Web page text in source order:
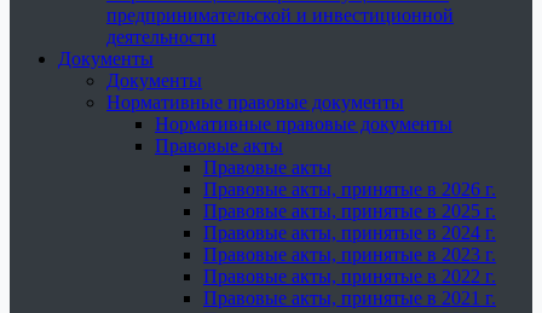
предпринимательской и инвестиционной
деятельности
Документы
Документы
Нормативные правовые документы
Нормативные правовые документы
Правовые акты
Правовые акты
Правовые акты, принятые в 2026 г.
Правовые акты, принятые в 2025 г.
Правовые акты, принятые в 2024 г.
Правовые акты, принятые в 2023 г.
Правовые акты, принятые в 2022 г.
Правовые акты, принятые в 2021 г.